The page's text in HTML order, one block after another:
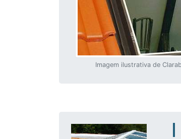
Imagem ilustrativa de